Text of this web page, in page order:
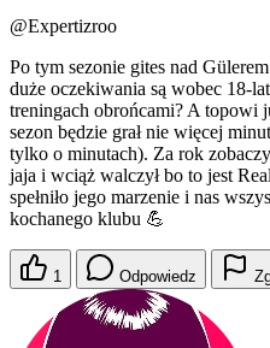
@Expertizroo
Po tym sezonie gites nad
duże oczekiwania są wobec 18-
treningach obrońcami? A topowi
sezon będzie grał nie więcej
tylko o minutach). Za rok
jaja i wciąż walczył bo to jest
spełniło jego marzenie i nas
kochanego klubu 💪
1 Odpowiedz